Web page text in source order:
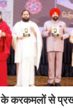
के करकमलों से